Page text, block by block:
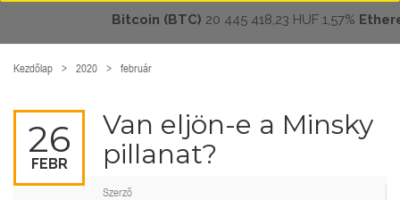
Bitcoin (BTC)20 445 418,23 HUF 1,57% Ethereum
Kezdőlap 2020 február
26
FEBR
Van eljön-e a Minsky
pillanat?
Szerző